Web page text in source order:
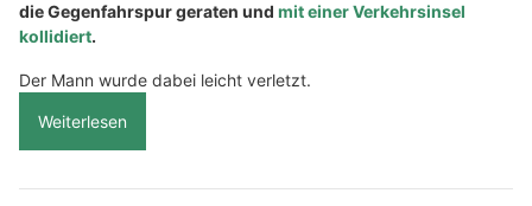
die Gegenfahrspur geraten und mit einer Verkehrsinsel
kollidiert.
Der Mann wurde dabei leicht verletzt.
Weiterlesen